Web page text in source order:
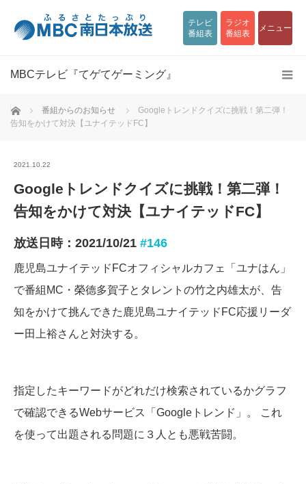
テレビ
番組表
ラジオ
番組表
メニュー
MBCテレビ『てゲてゲーミング』
ホーム 番組からのお知らせ
Googleトレンドクイズに挑戦！第二弾！
告知をかけて対決【ユナイテッドFC】
2021.10.22
Googleトレンドクイズに挑戦！第二弾！
告知をかけて対決【ユナイテッドFC】
放送日時：2021/10/21 #146
鹿児島ユナイテッドFCオフィシャルカフェ「ユナはん」
で番組MC・榮德多賀子とタレントの竹之内雄太が、告
知をかけて挑んできた鹿児島ユナイテッドFC応援リーダ
ー田上裕さんと対決する。
指定したキーワードがどれだけ検索されているかグラフ
で確認できるWebサービス「Googleトレンド」。 これ
を使って出題される問題に３人とも悪戦苦闘。